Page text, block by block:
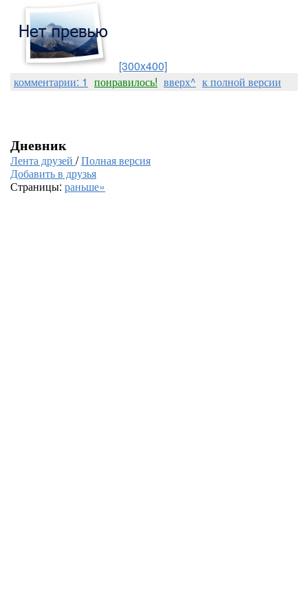
[300x400]
комментарии: 1 понравилось! вверх^ к полной версии
Дневник
Лента друзей /Полная версия
Добавить в друзья
Страницы: раньше»